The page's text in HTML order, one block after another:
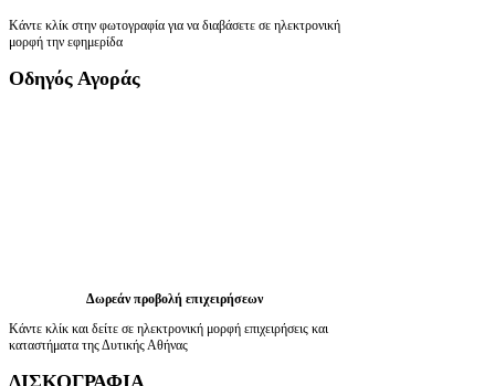
Κάντε κλίκ στην φωτογραφία για να διαβάσετε σε ηλεκτρονική
μορφή την εφημερίδα
Οδηγός Αγοράς
Δωρεάν προβολή επιχειρήσεων
Κάντε κλίκ και δείτε σε ηλεκτρονική μορφή επιχειρήσεις και
καταστήματα της Δυτικής Αθήνας
ΔΙΣΚΟΓΡΑΦΙΑ